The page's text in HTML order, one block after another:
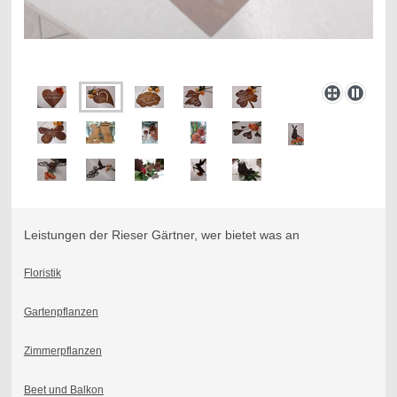
Leistungen der Rieser Gärtner, wer bietet was an
Floristik
Gartenpflanzen
Zimmerpflanzen
Beet und Balkon